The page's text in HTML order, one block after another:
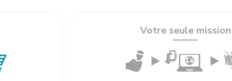
Votre seule mission